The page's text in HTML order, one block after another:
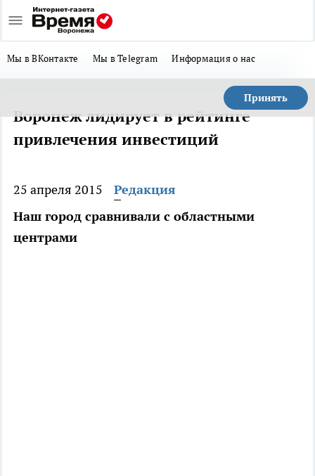
Мы в ВКонтакте Мы в Telegram Информация о нас
Принять
Воронеж лидирует в рейтинге
привлечения инвестиций
25 апреля 2015
Редакция
Наш город сравнивали с областными
центрами